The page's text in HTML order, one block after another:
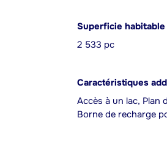
Superficie habitable
2 533 pc
Caractéristiques
Accès à un lac, Plan
Borne de recharge